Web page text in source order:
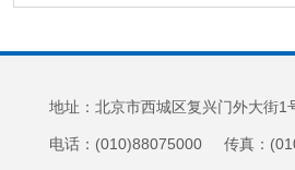
地址：北京市西城区复兴门外大
电话：(010)88075000 传真：